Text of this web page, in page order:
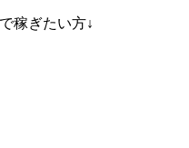
稼ぎたい方↓